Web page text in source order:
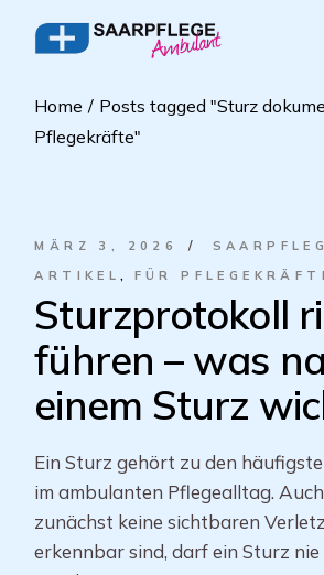
Home
Posts tagged "Sturz
Pflegekräfte"
MÄRZ 3, 2026
ARTIKEL
FÜR
Sturzprotokoll
führen – was
einem Sturz
Ein Sturz gehört zu den
im ambulanten Pflegealltag.
zunächst keine sichtbaren
erkennbar sind, darf ein Sturz